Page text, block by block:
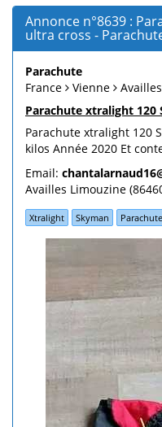
Annonce n°8639 :
ultra cross -
Parachute
France
Vienne
Parachute xtralight 120
Parachute xtralight 120
kilos Année 2020 Et
Email:
Availles Limouzine
Xtralight Skyman Parachute